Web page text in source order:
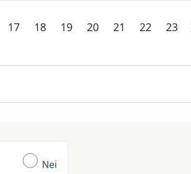
17 18 19 20 21 22 23
Nei